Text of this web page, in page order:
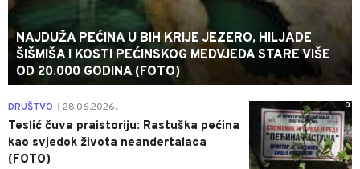
NAJDUŽA PEĆINA U BIH KRIJE JEZERO, HILJADE
ŠIŠMIŠA I KOSTI PEĆINSKOG MEDVJEDA STARE VIŠE
OD 20.000 GODINA (FOTO)
0
DRUŠTVO 28.06.2026.
Teslić čuva praistoriju: Rastuška pećina
kao svjedok života neandertalaca
(FOTO)